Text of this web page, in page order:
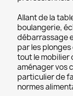
Allant de la
boulangerie,
débarrassage
par les
tout le mobilier
aménager vos
particulier de
normes